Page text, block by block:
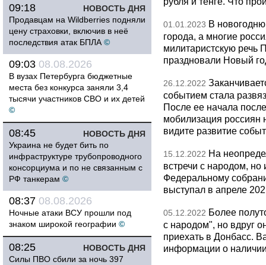
НОВОСТЬ ДНЯ
09:18
Продавцам на Wildberries подняли
цену страховки, включив в неё
последствия атак БПЛА ©
09:03 08.08.2026
В вузах Петербурга бюджетные
места без конкурса заняли 3,4
тысячи участников СВО и их детей
©
НОВОСТЬ ДНЯ
08:45
Украина не будет бить по
инфраструктуре трубопроводного
консорциума и по не связанным с
РФ танкерам ©
08:37 08.08.2026
Ночные атаки ВСУ прошли под
знаком широкой географии ©
НОВОСТЬ ДНЯ
08:25
Силы ПВО сбили за ночь 397
01.01.2023 В
города, а многие
милитаристскую речь
праздновали Новый
26.12.2022
событием стала
После ее начала
мобилизация
видите развитие
15.12.2022 На
встречи с народом,
Федеральному
выступал в апреле
05.12.2022 Более
с народом", но вдруг
приехать в Донбасс.
информации о